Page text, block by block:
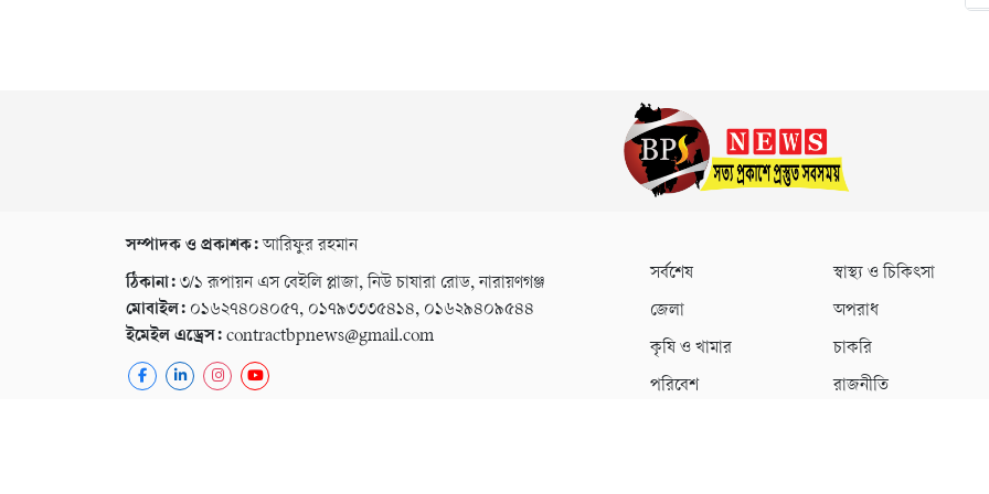
সম্পাদক ও প্রকাশক:আরিফুর রহমান
ঠিকানা: ৩/১ রূপায়ন এস বেইলি প্লাজা, নিউ চাষারা রোড, নারায়ণগঞ্জ
মোবাইল: ০১৬২৭৪০৪০৫৭, ০১৭৯৩৩৩৫৪১৪, ০১৬২৯৪০৯৫৪৪
ইমেইল এড্রেস: contractbpnews@gmail.com
সর্বশেষ স্বাস্থ্য ও চিকিৎসা
জেলা
অপরাধ
কৃষি ও খামার
চাকরি
পরিবেশ
রাজনীতি